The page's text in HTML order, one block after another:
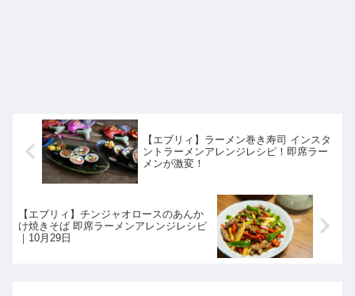
【エブリィ】ラーメン巻き寿司 インスタ
ントラーメンアレンジレシピ！即席ラー
メンが激変！
【エブリィ】チンジャオロースのあんか
け焼きそば 即席ラーメンアレンジレシピ
｜10月29日